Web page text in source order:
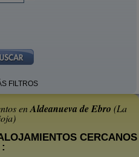
FILTROS
enAldeanueva de Ebro (La
CERCANOS
: